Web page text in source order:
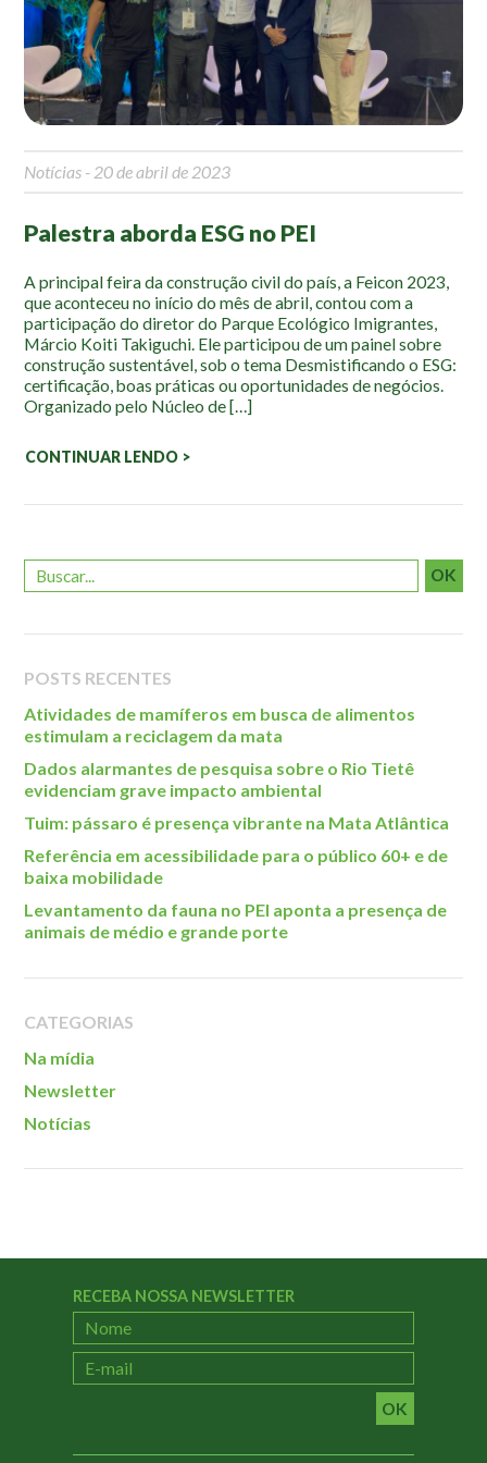
Mapa Ilustrado
Fauna e Flora
Aranhas
Palmeira Juçara
Borboletas
Cambuci
Liquens
Tucano do Bico Verde
Atividades
Educação Ambiental
Roteiro da monitoria
Terceira Idade
Inclusão Social
Notícias
Na mídia
Contato
Contato
Como chegar
Perguntas frequentes
Localização
Notícias - 20 de abril de 2023
Palestra aborda ESG no PEI
A principal feira da construção civil do país, a Feicon 2023,
que aconteceu no início do mês de abril, contou com a
participação do diretor do Parque Ecológico Imigrantes,
Márcio Koiti Takiguchi. Ele participou de um painel sobre
construção sustentável, sob o tema Desmistificando o ESG:
certificação, boas práticas ou oportunidades de negócios.
Organizado pelo Núcleo de […]
CONTINUAR LENDO >
OK
POSTS RECENTES
Atividades de mamíferos em busca de alimentos
estimulam a reciclagem da mata
Dados alarmantes de pesquisa sobre o Rio Tietê
evidenciam grave impacto ambiental
Tuim: pássaro é presença vibrante na Mata Atlântica
Referência em acessibilidade para o público 60+ e de
baixa mobilidade
Levantamento da fauna no PEI aponta a presença de
animais de médio e grande porte
CATEGORIAS
Na mídia
Newsletter
Notícias
RECEBA NOSSA NEWSLETTER
OK